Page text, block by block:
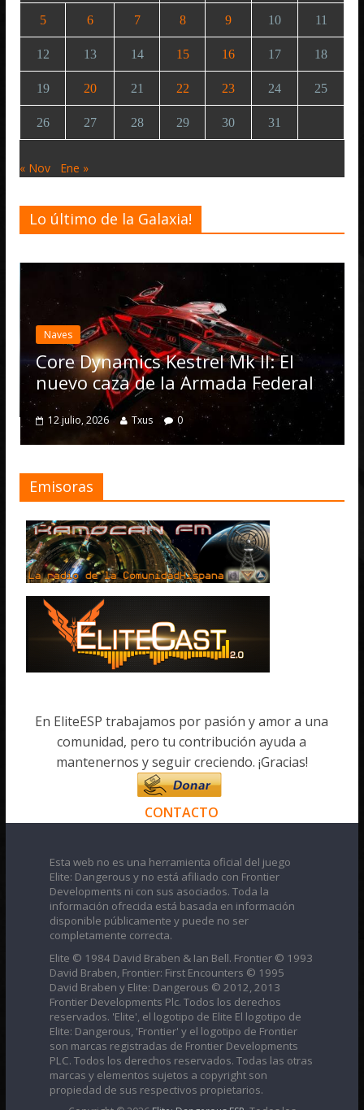
5 6 7 8 9 10 11
12 13 14 15 16 17 18
19 20 21 22 23 24 25
26 27 28 29 30 31
« Nov Ene »
Lo último de la Galaxia!
Naves
Core Dynamics Kestrel Mk II: El
nuevo caza de la Armada Federal
12 julio, 2026 Txus 0
Emisoras
En EliteESP trabajamos por pasión y amor a una
comunidad, pero tu contribución ayuda a
mantenernos y seguir creciendo. ¡Gracias!
CONTACTO
Esta web no es una herramienta oficial del juego
Elite: Dangerous y no está afiliado con Frontier
Developments ni con sus asociados. Toda la
información ofrecida está basada en información
disponible públicamente y puede no ser
completamente correcta.
Elite © 1984 David Braben & Ian Bell. Frontier © 1993
David Braben, Frontier: First Encounters © 1995
David Braben y Elite: Dangerous © 2012, 2013
Frontier Developments Plc. Todos los derechos
reservados. 'Elite', el logotipo de Elite El logotipo de
Elite: Dangerous, 'Frontier' y el logotipo de Frontier
son marcas registradas de Frontier Developments
PLC. Todos los derechos reservados. Todas las otras
marcas y elementos sujetos a copyright son
propiedad de sus respectivos propietarios.